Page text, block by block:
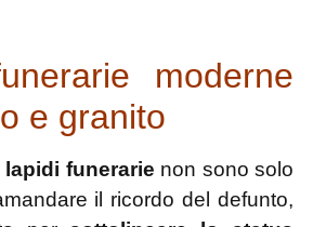
moderne
e granito
lapidi funerarie non sono solo
il ricordo del defunto,